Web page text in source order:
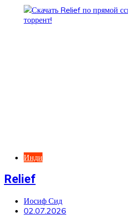
Инди
Relief
Иосиф Сид
02.07.2026